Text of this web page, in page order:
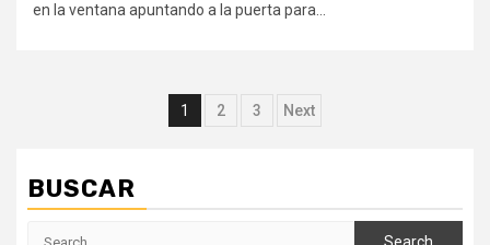
en la ventana apuntando a la puerta para...
Posts
1 2 3 Next
BUSCAR